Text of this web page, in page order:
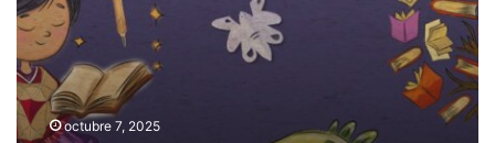
Itinerante
en
Tuxpan
octubre 7, 2025